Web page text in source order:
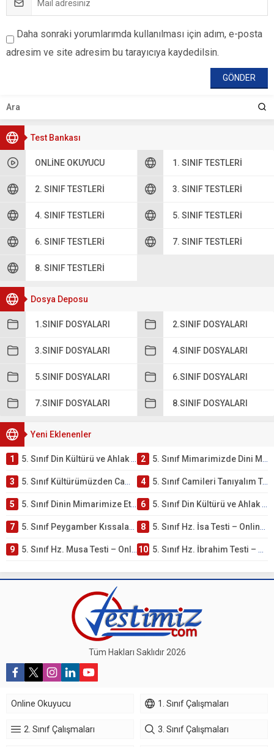
Test Bankası
ONLINE OKUYUCU 1. SINIF TESTLERI
2. SINIF TESTLERI 3. SINIF TESTLERI
4. SINIF TESTLERI 5. SINIF TESTLERI
6. SINIF TESTLERI 7. SINIF TESTLERI
8. SINIF TESTLERI
Dosya Deposu
1.SINIF DOSYALARI 2.SINIF DOSYALARI
3.SINIF DOSYALARI 4.SINIF DOSYALARI
5.SINIF DOSYALARI 6.SINIF DOSYALARI
7.SINIF DOSYALARI 8.SINIF DOSYALARI
Yeni Eklenenler
1 5. Sınıf Din Kültürü ve Ahlak Bilgisi 4. Ünite: Mimarimizde Dini Motifler Çalışmaları 2 5. Sınıf Mimarimizde Dini Motifler Ünite Testi – Online Çöz
3 5. Sınıf Kültürümüzden Cami Örnekleri Testi – Online Çöz 4 5. Sınıf Camileri Tanıyalım Testi – Online Çöz
5 5. Sınıf Dinin Mimarimize Etkisi Testi – Online Çöz 6 5. Sınıf Din Kültürü ve Ahlak Bilgisi 4. Ünite: Peygamber Kıssaları Çalışmaları
7 5. Sınıf Peygamber Kıssaları Ünite Testi – Online Çöz 8 5. Sınıf Hz. İsa Testi – Online Çöz
9 5. Sınıf Hz. Musa Testi – Online Çöz 10 5. Sınıf Hz. İbrahim Testi – Online Çöz
Daha sonraki yorumlarımda kullanılması için adım, e-posta
adresim ve site adresim bu tarayıcıya kaydedilsin.
Tüm Hakları Saklıdır 2026
Online Okuyucu 1. Sınıf Çalışmaları
2. Sınıf Çalışmaları 3. Sınıf Çalışmaları